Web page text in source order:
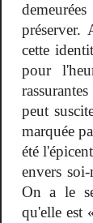
préserver.
cette
pour
peut
marquée
été
envers
On a le
qu'elle est